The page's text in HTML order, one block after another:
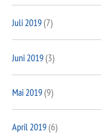
Juli 2019(7)
Juni 2019(3)
Mai 2019(9)
April 2019(6)